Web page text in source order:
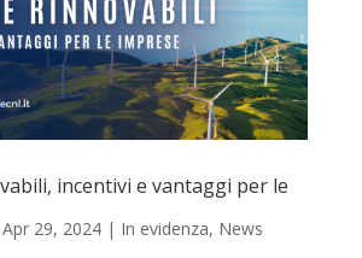
incentivi e vantaggi per le
Apr 29, 2024| In evidenza, News